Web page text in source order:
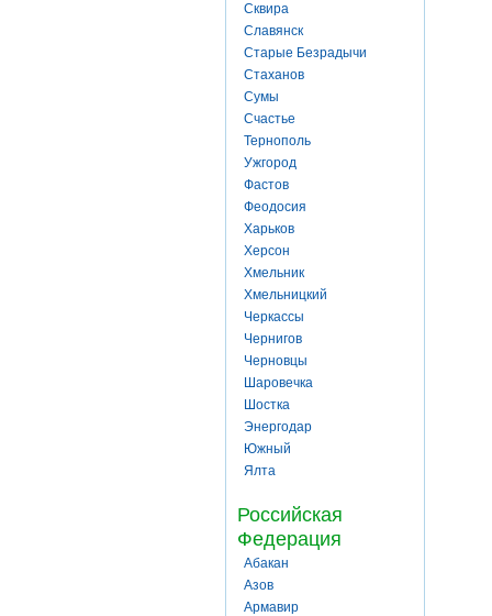
Сквира
Славянск
Старые Безрадычи
Стаханов
Сумы
Счастье
Тернополь
Ужгород
Фастов
Феодосия
Харьков
Херсон
Хмельник
Хмельницкий
Черкассы
Чернигов
Черновцы
Шаровечка
Шостка
Энергодар
Южный
Ялта
Российская
Федерация
Абакан
Азов
Армавир